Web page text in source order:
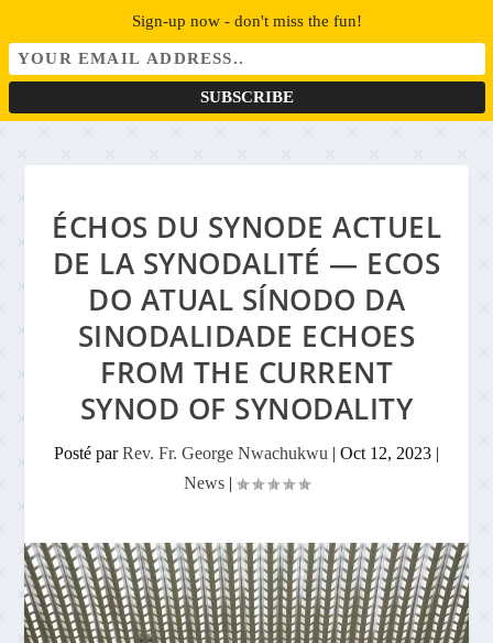
ÉCHOS DU SYNODE ACTUEL
DE LA SYNODALITÉ — ECOS
DO ATUAL SÍNODO DA
SINODALIDADE ECHOES
FROM THE CURRENT
SYNOD OF SYNODALITY
Posté parRev. Fr. George Nwachukwu | Oct 12, 2023 |
News |
Sign-up now - don't miss the fun!